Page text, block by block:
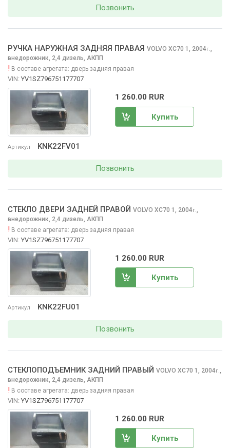
Позвонить
Артикул KNK22FV01
РУЧКА НАРУЖНАЯ ЗАДНЯЯ ПРАВАЯ VOLVO XC70 1, 2004г.,
внедорожник, 2,4 дизель, АКПП
! В составе агрегата: дверь задняя правая
VIN: YV1SZ796751177707
1 260.00 RUR
Купить
Позвонить
Артикул KNK22FU01
СТЕКЛО ДВЕРИ ЗАДНЕЙ ПРАВОЙ VOLVO XC70 1, 2004г.
внедорожник, 2,4 дизель, АКПП
! В составе агрегата: дверь задняя правая
VIN: YV1SZ796751177707
1 260.00 RUR
Купить
Позвонить
СТЕКЛОПОДЪЕМНИК ЗАДНИЙ ПРАВЫЙ VOLVO XC70 1, 2004г.
внедорожник, 2,4 дизель, АКПП
! В составе агрегата: дверь задняя правая
VIN: YV1SZ796751177707
1 260.00 RUR
Купить